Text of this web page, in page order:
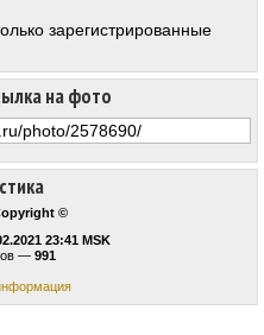
©
23:41 MSK
— 991
на фото
зарегистрированные